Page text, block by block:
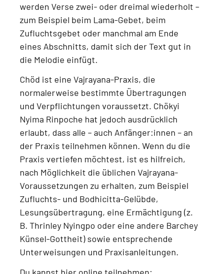
werden Verse zwei- oder dreimal wiederholt –
zum Beispiel beim Lama-Gebet, beim
Zufluchtsgebet oder manchmal am Ende
eines Abschnitts, damit sich der Text gut in
die Melodie einfügt.
Chöd ist eine Vajrayana-Praxis, die
normalerweise bestimmte Übertragungen
und Verpflichtungen voraussetzt. Chökyi
Nyima Rinpoche hat jedoch ausdrücklich
erlaubt, dass alle – auch Anfänger:innen – an
der Praxis teilnehmen können. Wenn du die
Praxis vertiefen möchtest, ist es hilfreich,
nach Möglichkeit die üblichen Vajrayana-
Voraussetzungen zu erhalten, zum Beispiel
Zufluchts- und Bodhicitta-Gelübde,
Lesungsübertragung, eine Ermächtigung (z.
B. Thrinley Nyingpo oder eine andere Barchey
Künsel-Gottheit) sowie entsprechende
Unterweisungen und Praxisanleitungen.